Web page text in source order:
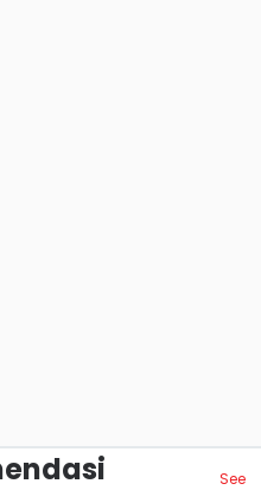
See